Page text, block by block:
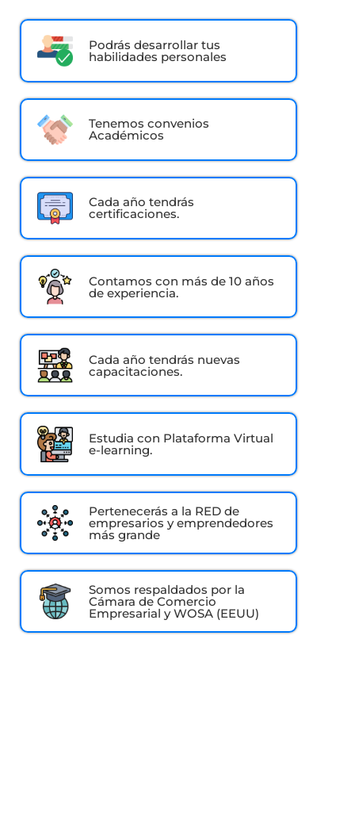
Podrás desarrollar tus
habilidades personales
Tenemos convenios
Académicos
Cada año tendrás
certificaciones.
Contamos con más de 10 años
de experiencia.
Cada año tendrás nuevas
capacitaciones.
Estudia con Plataforma Virtual
e-learning.
Pertenecerás a la RED de
empresarios y emprendedores
más grande
Somos respaldados por la
Cámara de Comercio
Empresarial y WOSA (EEUU)